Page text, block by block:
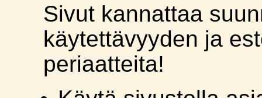
Sivut kannattaa
käytettävyyden ja
periaatteita!